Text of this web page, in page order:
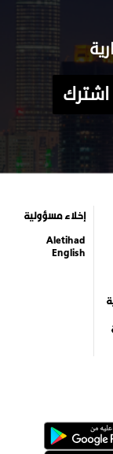
اشترك
إخلاء مسؤولية
Aletihad
English